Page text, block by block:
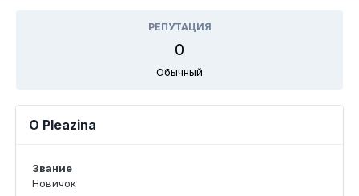
РЕПУТАЦИЯ
0
Обычный
О Pleazina
Звание
Новичок